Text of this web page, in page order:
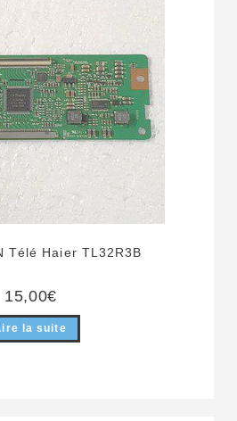
Télé Haier TL32R3B
15,00€
la suite